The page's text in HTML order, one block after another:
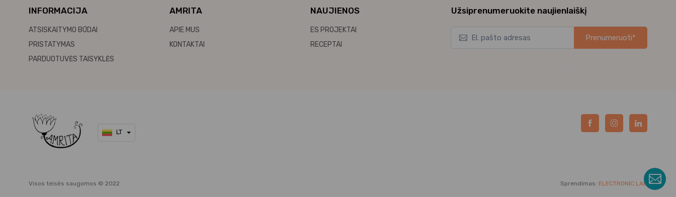
INFORMACIJA
ATSISKAITYMO BŪDAI
PRISTATYMAS
PARDUOTUVĖS TAISYKLĖS
AMRITA
APIE MUS
KONTAKTAI
NAUJIENOS
ES PROJEKTAI
RECEPTAI
Užsiprenumeruokite naujienlaiškį
Prenumeruoti*
LT
Visos teisės saugomos © 2022 Sprendimas: ELECTRONIC LAB